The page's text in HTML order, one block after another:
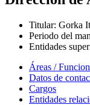
Titular: Gorka
Periodo del
Entidades
Áreas /
Datos de
Cargos
Entidades